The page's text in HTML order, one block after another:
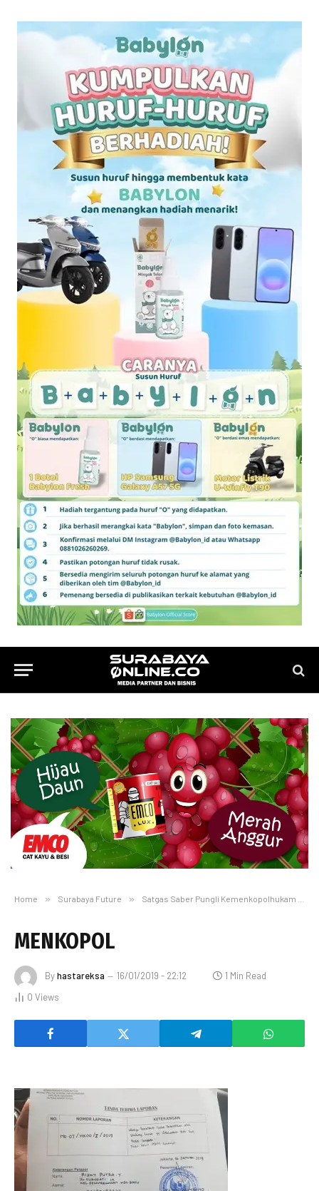
Home » Surabaya Future » Satgas Saber Pungli Kemenkopolhukam Sudah Terima Laporan Soal Kasus Tanah PDAM Surabaya di Gubeng
MENKOPOL
Byhastareksa 16/01/2019 - 22:12
1 Min Read
0 Views